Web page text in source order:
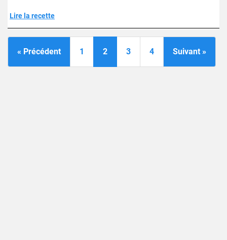
Lire la recette
« Précédent 1 2 3 4 Suivant »